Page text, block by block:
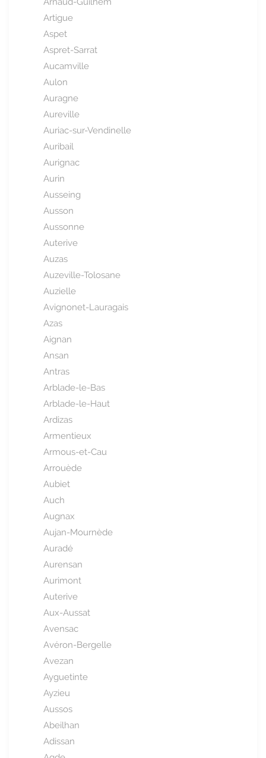
Artigue
Aspet
Aspret-Sarrat
Aucamville
Aulon
Auragne
Aureville
Auriac-sur-Vendinelle
Auribail
Aurignac
Aurin
Ausseing
Ausson
Aussonne
Auterive
Auzas
Auzeville-Tolosane
Auzielle
Avignonet-Lauragais
Azas
Aignan
Ansan
Antras
Arblade-le-Bas
Arblade-le-Haut
Ardizas
Armentieux
Armous-et-Cau
Arrouède
Aubiet
Auch
Augnax
Aujan-Mournède
Auradé
Aurensan
Aurimont
Auterive
Aux-Aussat
Avensac
Avéron-Bergelle
Avezan
Ayguetinte
Ayzieu
Aussos
Abeilhan
Adissan